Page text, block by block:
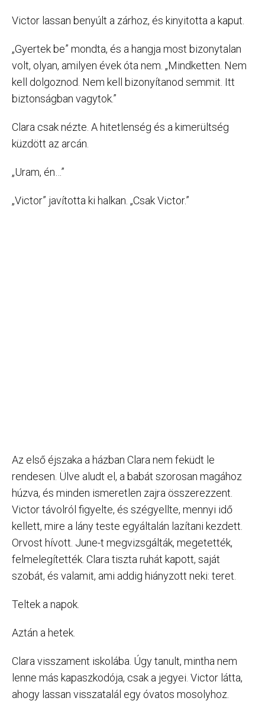
Victor lassan benyúlt a zárhoz, és kinyitotta a kaput.
„Gyertek be” mondta, és a hangja most bizonytalan
volt, olyan, amilyen évek óta nem. „Mindketten. Nem
kell dolgoznod. Nem kell bizonyítanod semmit. Itt
biztonságban vagytok.”
Clara csak nézte. A hitetlenség és a kimerültség
küzdött az arcán.
„Uram, én…”
„Victor” javította ki halkan. „Csak Victor.”
Az első éjszaka a házban Clara nem feküdt le
rendesen. Ülve aludt el, a babát szorosan magához
húzva, és minden ismeretlen zajra összerezzent.
Victor távolról figyelte, és szégyellte, mennyi idő
kellett, mire a lány teste egyáltalán lazítani kezdett.
Orvost hívott. June-t megvizsgálták, megetették,
felmelegítették. Clara tiszta ruhát kapott, saját
szobát, és valamit, ami addig hiányzott neki: teret.
Teltek a napok.
Aztán a hetek.
Clara visszament iskolába. Úgy tanult, mintha nem
lenne más kapaszkodója, csak a jegyei. Victor látta,
ahogy lassan visszatalál egy óvatos mosolyhoz.